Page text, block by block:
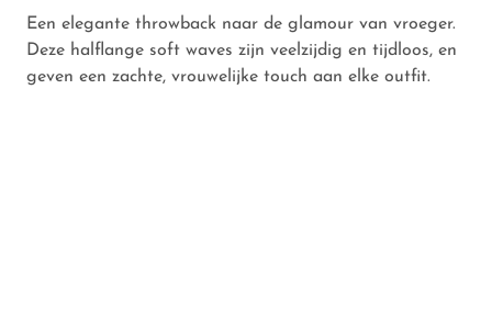
Een elegante throwback naar de glamour van vroeger.
Deze halflange soft waves zijn veelzijdig en tijdloos, en
geven een zachte, vrouwelijke touch aan elke outfit.